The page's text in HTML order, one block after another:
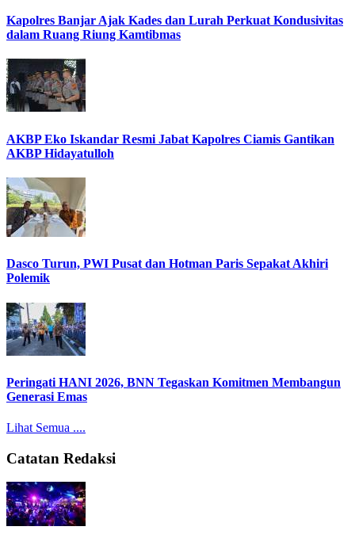
Kapolres Banjar Ajak Kades dan Lurah Perkuat Kondusivitas
dalam Ruang Riung Kamtibmas
AKBP Eko Iskandar Resmi Jabat Kapolres Ciamis Gantikan
AKBP Hidayatulloh
Dasco Turun, PWI Pusat dan Hotman Paris Sepakat Akhiri
Polemik
Peringati HANI 2026, BNN Tegaskan Komitmen Membangun
Generasi Emas
Lihat Semua ....
Catatan Redaksi